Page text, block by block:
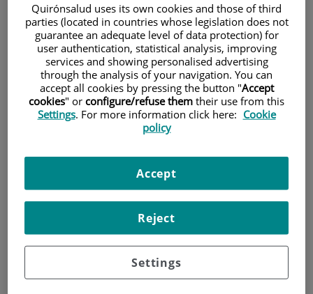
Pacientes y visitantes
Docencia
Quirónsalud uses its own cookies and those of third
parties (located in countries whose legislation does not
guarantee an adequate level of data protection) for
user authentication, statistical analysis, improving
services and showing personalised advertising
through the analysis of your navigation. You can
accept all cookies by pressing the button "Accept
cookies" or configure/refuse them their use from this
Settings. For more information click here: Cookie
policy
Settings
Reject
Accept